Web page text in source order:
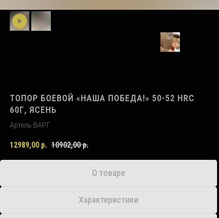
ТОПОР БОЕВОЙ «НАША ПОБЕДА!» 50-52 HRC
60Г, ЯСЕНЬ
Артель ВАРГ
12989,00 р. 10902,00 р.
О товаре
Характеристики